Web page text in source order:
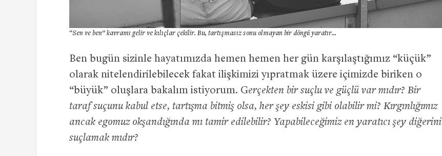
“Sen ve ben” kavramı gelir ve kılıçlar çekilir. Bu, tartışmasız sonu olmayan bir döngü yaratır…
Ben bugün sizinle hayatımızda hemen hemen her gün karşılaştığımız “küçük”
olarak nitelendirilebilecek fakat ilişkimizi yıpratmak üzere içimizde biriken o
“büyük” oluşlara bakalım istiyorum. Gerçekten bir suçlu ve güçlü var mıdır? Bir
taraf suçunu kabul etse, tartışma bitmiş olsa, her şey eskisi gibi olabilir mi? Kırgınlığımız
ancak egomuz okşandığında mı tamir edilebilir? Yapabileceğimiz en yaratıcı şey diğerini
suçlamak mıdır?